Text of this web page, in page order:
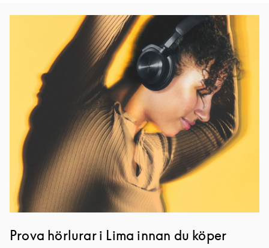
Prova hörlurar i Lima innan du köper